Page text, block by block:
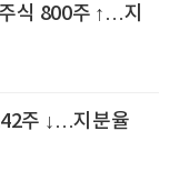
800주 ↑…지
분율